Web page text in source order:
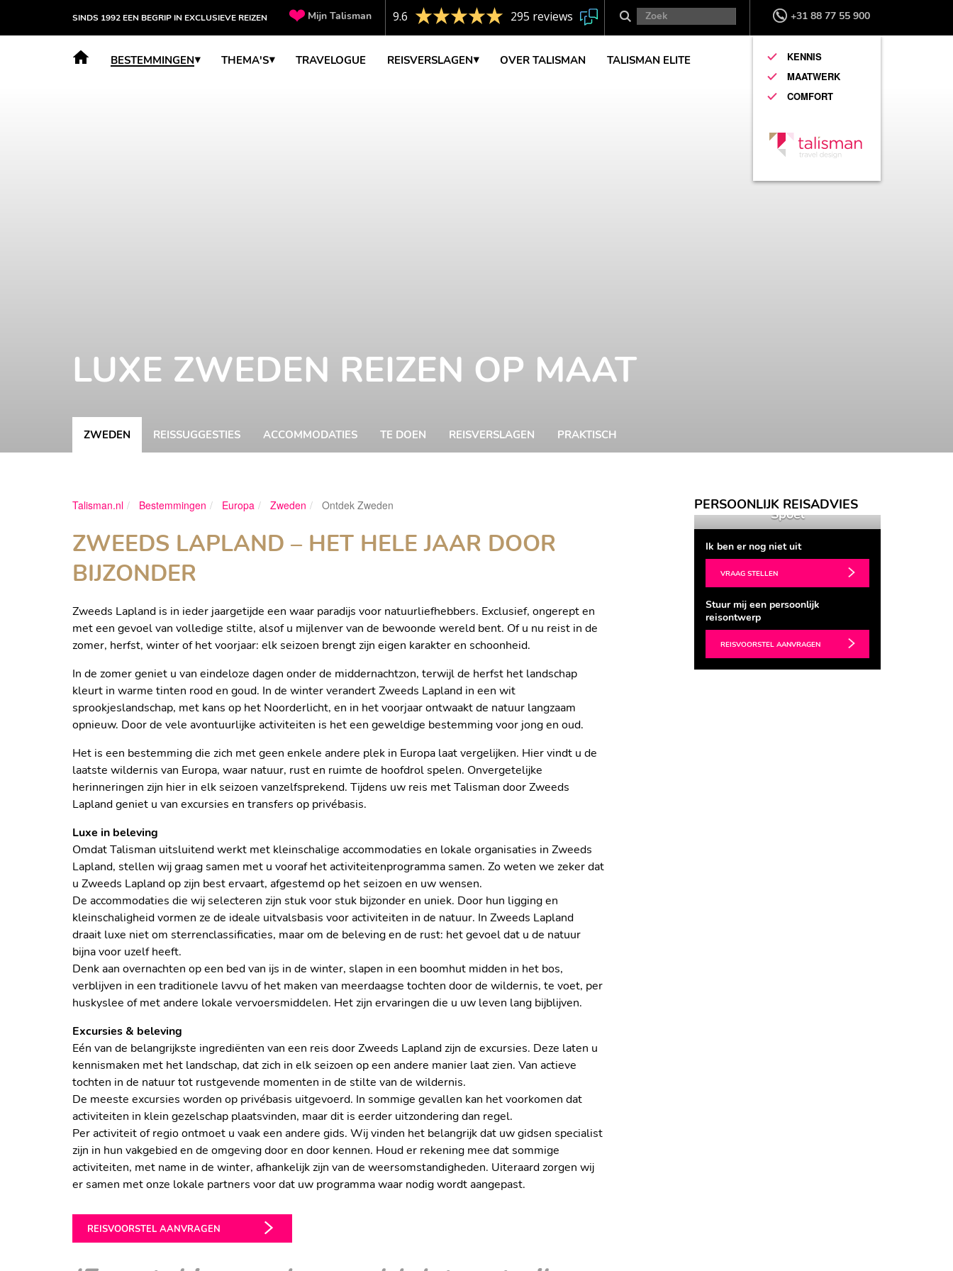
SINDS 1992 EEN BEGRIP IN EXCLUSIEVE REIZEN Mijn Talisman 9.6 295 reviews +31 88 77 55 900
KENNIS
MAATWERK
COMFORT
BESTEMMINGEN THEMA'S TRAVELOGUE REISVERSLAGEN OVER TALISMAN TALISMAN ELITE
LUXE ZWEDEN REIZEN OP MAAT
ZWEDEN REISSUGGESTIES ACCOMMODATIES TE DOEN REISVERSLAGEN PRAKTISCH
Talisman.nl Bestemmingen Europa Zweden Ontdek Zweden
ZWEEDS LAPLAND – HET HELE JAAR DOOR
BIJZONDER
Zweeds Lapland is in ieder jaargetijde een waar paradijs voor natuurliefhebbers. Exclusief, ongerept en
met een gevoel van volledige stilte, alsof u mijlenver van de bewoonde wereld bent. Of u nu reist in de
zomer, herfst, winter of het voorjaar: elk seizoen brengt zijn eigen karakter en schoonheid.
In de zomer geniet u van eindeloze dagen onder de middernachtzon, terwijl de herfst het landschap
kleurt in warme tinten rood en goud. In de winter verandert Zweeds Lapland in een wit
sprookjeslandschap, met kans op het Noorderlicht, en in het voorjaar ontwaakt de natuur langzaam
opnieuw. Door de vele avontuurlijke activiteiten is het een geweldige bestemming voor jong en oud.
Het is een bestemming die zich met geen enkele andere plek in Europa laat vergelijken. Hier vindt u de
laatste wildernis van Europa, waar natuur, rust en ruimte de hoofdrol spelen. Onvergetelijke
herinneringen zijn hier in elk seizoen vanzelfsprekend. Tijdens uw reis met Talisman door Zweeds
Lapland geniet u van excursies en transfers op privébasis.
Luxe in beleving
Omdat Talisman uitsluitend werkt met kleinschalige accommodaties en lokale organisaties in Zweeds
Lapland, stellen wij graag samen met u vooraf het activiteitenprogramma samen. Zo weten we zeker dat
u Zweeds Lapland op zijn best ervaart, afgestemd op het seizoen en uw wensen.
De accommodaties die wij selecteren zijn stuk voor stuk bijzonder en uniek. Door hun ligging en
kleinschaligheid vormen ze de ideale uitvalsbasis voor activiteiten in de natuur. In Zweeds Lapland
draait luxe niet om sterrenclassificaties, maar om de beleving en de rust: het gevoel dat u de natuur
bijna voor uzelf heeft.
Denk aan overnachten op een bed van ijs in de winter, slapen in een boomhut midden in het bos,
verblijven in een traditionele lavvu of het maken van meerdaagse tochten door de wildernis, te voet, per
huskyslee of met andere lokale vervoersmiddelen. Het zijn ervaringen die u uw leven lang bijblijven.
Excursies & beleving
Eén van de belangrijkste ingrediënten van een reis door Zweeds Lapland zijn de excursies. Deze laten u
kennismaken met het landschap, dat zich in elk seizoen op een andere manier laat zien. Van actieve
tochten in de natuur tot rustgevende momenten in de stilte van de wildernis.
De meeste excursies worden op privébasis uitgevoerd. In sommige gevallen kan het voorkomen dat
activiteiten in klein gezelschap plaatsvinden, maar dit is eerder uitzondering dan regel.
Per activiteit of regio ontmoet u vaak een andere gids. Wij vinden het belangrijk dat uw gidsen specialist
zijn in hun vakgebied en de omgeving door en door kennen. Houd er rekening mee dat sommige
activiteiten, met name in de winter, afhankelijk zijn van de weersomstandigheden. Uiteraard zorgen wij
er samen met onze lokale partners voor dat uw programma waar nodig wordt aangepast.
REISVOORSTEL AANVRAGEN
PERSOONLIJK REISADVIES
Ingrid van der
Spoel
Ik ben er nog niet uit
VRAAG STELLEN
Stuur mij een persoonlijk
reisontwerp
REISVOORSTEL AANVRAGEN